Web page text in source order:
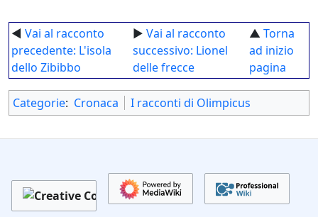
◄ Vai al racconto
precedente: L'isola
dello Zibibbo
► Vai al racconto
successivo: Lionel
delle frecce
▲ Torna
ad inizio
pagina
Categorie: Cronaca I racconti di Olimpicus